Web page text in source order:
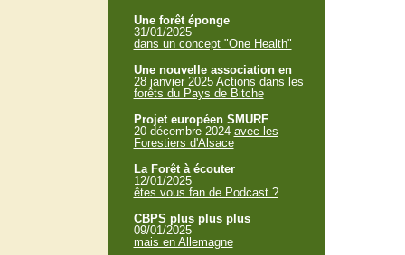
Une forêt éponge
31/01/2025
dans un concept "One Health"
Une nouvelle association en
28 janvier 2025 Actions dans les
forêts du Pays de Bitche
Projet européen SMURF
20 décembre 2024 avec les
Forestiers d'Alsace
La Forêt à écouter
12/01/2025
êtes vous fan de Podcast ?
CBPS plus plus plus
09/01/2025
mais en Allemagne